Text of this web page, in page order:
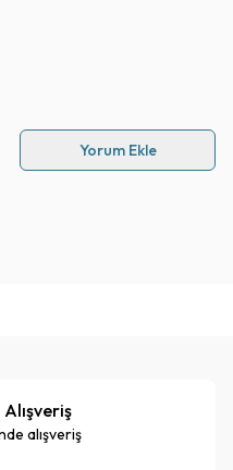
Yorum Ekle
alışveriş